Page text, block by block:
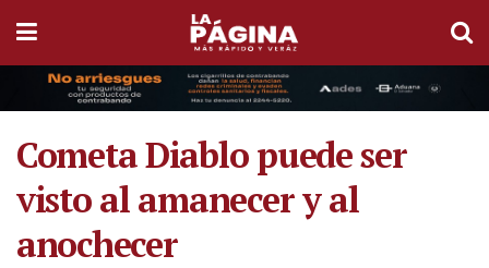
Cometa Diablo puede ser
visto al amanecer y al
anochecer